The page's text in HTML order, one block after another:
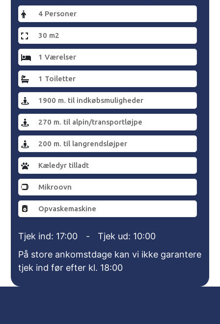
4 Personer
30 m2
1 Værelser
1 Toiletter
1900 m. til indkøbsmuligheder
270 m. til alpin/transportløjpe
200 m. til langrendsløjper
Kæledyr tilladt
Mikroovn
Opvaskemaskine
Tjek ind: 17:00 -
Tjek ud: 10:00
På store ankomstdage kan vi ikke garantere
tjek ind før efter kl. 18:00